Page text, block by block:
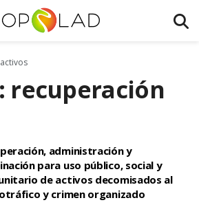
recuperación
administración y
para uso público, social y
de activos decomisados al
y crimen organizado